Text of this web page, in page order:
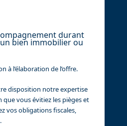
durant
bien immobilier ou
à l’élaboration de l’offre.
disposition notre expertise
vous évitiez les pièges et
vos obligations fiscales,